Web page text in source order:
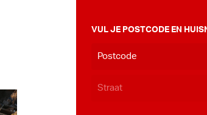
VUL JE POSTCODE EN